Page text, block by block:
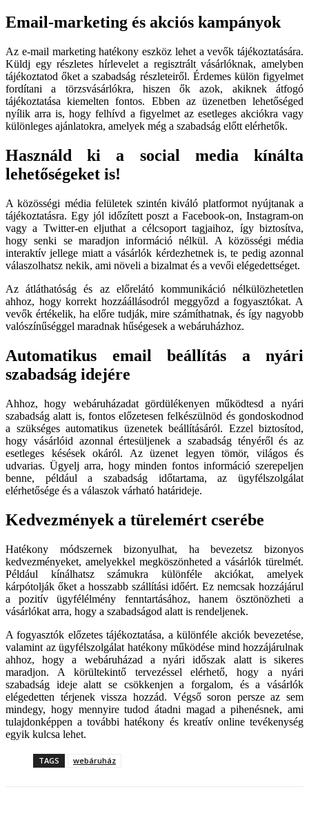
Email-marketing és akciós kampányok
Az e-mail marketing hatékony eszköz lehet a vevők tájékoztatására.
Küldj egy részletes hírlevelet a regisztrált vásárlóknak, amelyben
tájékoztatod őket a szabadság részleteiről. Érdemes külön figyelmet
fordítani a törzsvásárlókra, hiszen ők azok, akiknek átfogó
tájékoztatása kiemelten fontos. Ebben az üzenetben lehetőséged
nyílik arra is, hogy felhívd a figyelmet az esetleges akciókra vagy
különleges ajánlatokra, amelyek még a szabadság előtt elérhetők.
Használd ki a social media kínálta
lehetőségeket is!
A közösségi média felületek szintén kiváló platformot nyújtanak a
tájékoztatásra. Egy jól időzített poszt a Facebook-on, Instagram-on
vagy a Twitter-en eljuthat a célcsoport tagjaihoz, így biztosítva,
hogy senki se maradjon információ nélkül. A közösségi média
interaktív jellege miatt a vásárlók kérdezhetnek is, te pedig azonnal
válaszolhatsz nekik, ami növeli a bizalmat és a vevői elégedettséget.
Az átláthatóság és az előrelátó kommunikáció nélkülözhetetlen
ahhoz, hogy korrekt hozzáállásodról meggyőzd a fogyasztókat. A
vevők értékelik, ha előre tudják, mire számíthatnak, és így nagyobb
valószínűséggel maradnak hűségesek a webáruházhoz.
Automatikus email beállítás a nyári
szabadság idejére
Ahhoz, hogy webáruházadat gördülékenyen működtesd a nyári
szabadság alatt is, fontos előzetesen felkészülnöd és gondoskodnod
a szükséges automatikus üzenetek beállításáról. Ezzel biztosítod,
hogy vásárlóid azonnal értesüljenek a szabadság tényéről és az
esetleges késések okáról. Az üzenet legyen tömör, világos és
udvarias. Ügyelj arra, hogy minden fontos információ szerepeljen
benne, például a szabadság időtartama, az ügyfélszolgálat
elérhetősége és a válaszok várható határideje.
Kedvezmények a türelemért cserébe
Hatékony módszernek bizonyulhat, ha bevezetsz bizonyos
kedvezményeket, amelyekkel megköszönheted a vásárlók türelmét.
Például kínálhatsz számukra különféle akciókat, amelyek
kárpótolják őket a hosszabb szállítási időért. Ez nemcsak hozzájárul
a pozitív ügyfélélmény fenntartásához, hanem ösztönözheti a
vásárlókat arra, hogy a szabadságod alatt is rendeljenek.
A fogyasztók előzetes tájékoztatása, a különféle akciók bevezetése,
valamint az ügyfélszolgálat hatékony működése mind hozzájárulnak
ahhoz, hogy a webáruházad a nyári időszak alatt is sikeres
maradjon. A körültekintő tervezéssel elérhető, hogy a nyári
szabadság ideje alatt se csökkenjen a forgalom, és a vásárlók
elégedetten térjenek vissza hozzád. Végső soron persze az sem
mindegy, hogy mennyire tudod átadni magad a pihenésnek, ami
tulajdonképpen a további hatékony és kreatív online tevékenység
egyik kulcsa lehet.
TAGS webáruház